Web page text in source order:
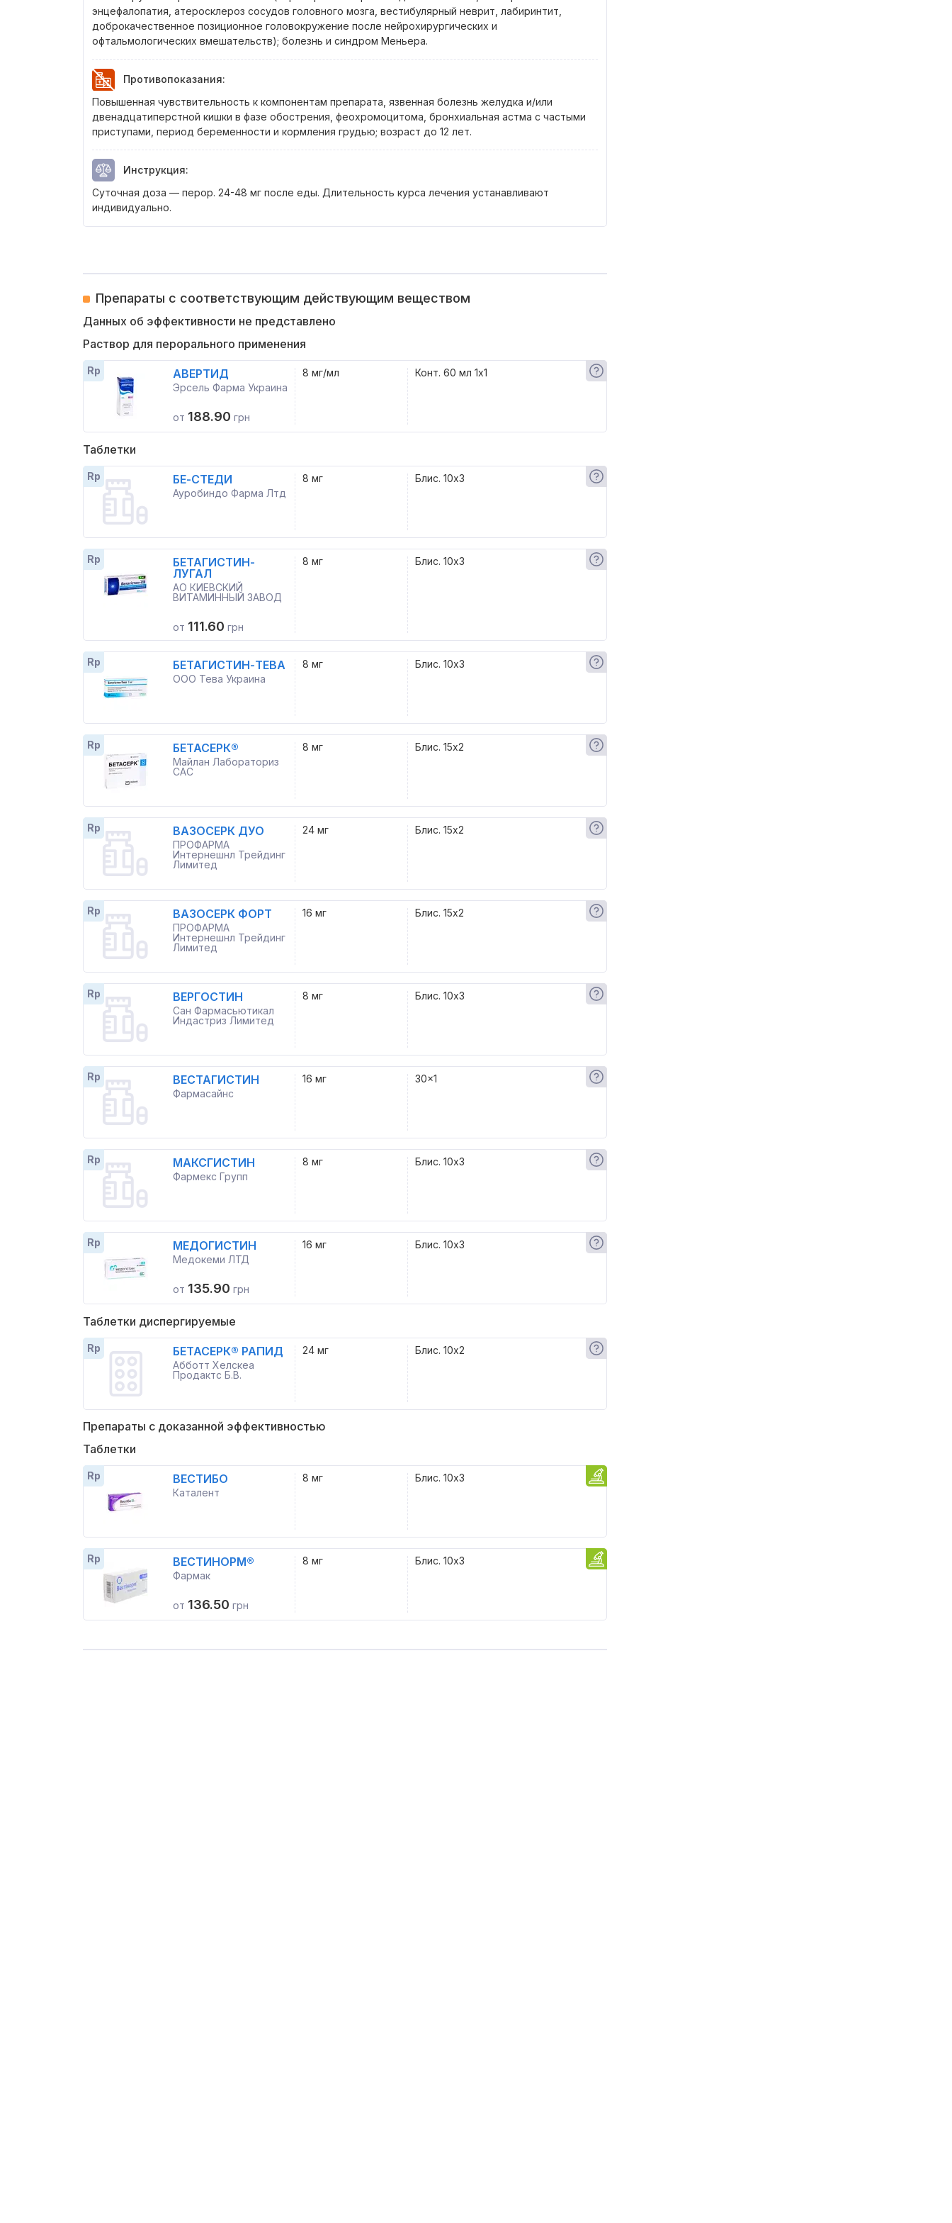
энцефалопатия, атеросклероз сосудов головного мозга, вестибулярный неврит, лабиринтит,
доброкачественное позиционное головокружение после нейрохирургических и
офтальмологических вмешательств); болезнь и синдром Меньера.
Противопоказания:
Повышенная чувствительность к компонентам препарата, язвенная болезнь желудка и/или
двенадцатиперстной кишки в фазе обострения, феохромоцитома, бронхиальная астма с частыми
приступами, период беременности и кормления грудью; возраст до 12 лет.
Инструкция:
Суточная доза — перор. 24-48 мг после еды. Длительность курса лечения устанавливают
индивидуально.
Препараты с соответствующим действующим веществом
Данных об эффективности не представлено
Раствор для перорального применения
Rp АВЕРТИД
Эрсель Фарма Украина
от 188.90 грн
8 мг/мл Конт. 60 мл 1x1
Таблетки
Rp БЕ-СТЕДИ
Ауробиндо Фарма Лтд
8 мг Блис. 10x3
Rp
БЕТАГИСТИН-
ЛУГАЛ
АО КИЕВСКИЙ
ВИТАМИННЫЙ ЗАВОД
от 111.60 грн
8 мг Блис. 10x3
Rp БЕТАГИСТИН-ТЕВА
ООО Тева Украина
8 мг Блис. 10x3
Rp БЕТАСЕРК®
Майлан Лабораториз
САС
8 мг Блис. 15x2
Rp ВАЗОСЕРК ДУО
ПРОФАРМА
Интернешнл Трейдинг
Лимитед
24 мг Блис. 15x2
Rp ВАЗОСЕРК ФОРТ
ПРОФАРМА
Интернешнл Трейдинг
Лимитед
16 мг Блис. 15x2
Rp ВЕРГОСТИН
Сан Фармасьютикал
Индастриз Лимитед
8 мг Блис. 10x3
Rp ВЕСТАГИСТИН
Фармасайнс
16 мг 30x1
Rp МАКСГИСТИН
Фармекс Групп
8 мг Блис. 10x3
Rp МЕДОГИСТИН
Медокеми ЛТД
от 135.90 грн
16 мг Блис. 10x3
Таблетки диспергируемые
Rp БЕТАСЕРК® РАПИД
Абботт Хелскеа
Продактс Б.В.
24 мг Блис. 10x2
Препараты с доказанной эффективностью
Таблетки
Rp ВЕСТИБО
Каталент
8 мг Блис. 10x3
Rp ВЕСТИНОРМ®
Фармак
от 136.50 грн
8 мг Блис. 10x3